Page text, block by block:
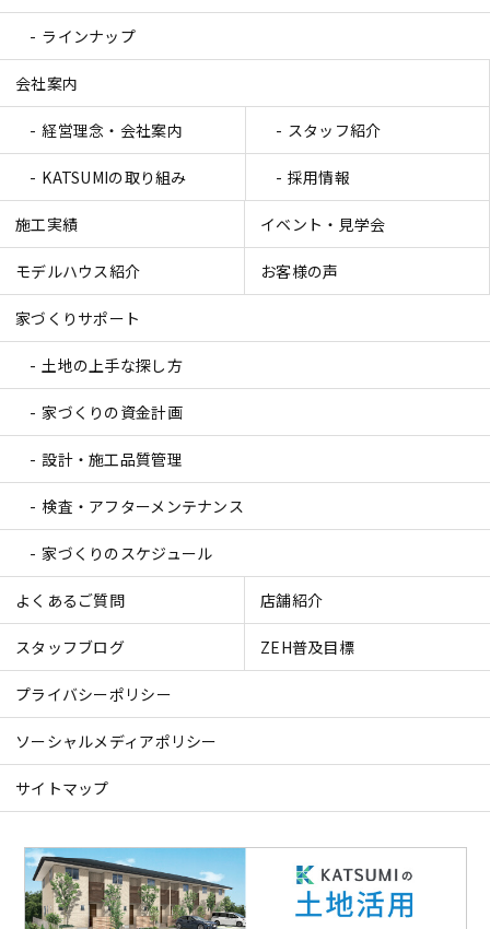
ラインナップ
会社案内
経営理念・会社案内 スタッフ紹介
KATSUMIの取り組み 採用情報
施工実績 イベント・見学会
モデルハウス紹介 お客様の声
家づくりサポート
土地の上手な探し方
家づくりの資金計画
設計・施工品質管理
検査・アフターメンテナンス
家づくりのスケジュール
よくあるご質問 店舗紹介
スタッフブログ ZEH普及目標
プライバシーポリシー
ソーシャルメディアポリシー
サイトマップ